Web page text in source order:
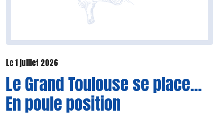
Le 1 juillet 2026
Le Grand Toulouse se place...
En poule position